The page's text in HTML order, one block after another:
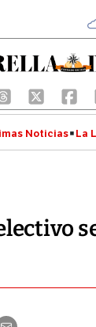
Noticias La